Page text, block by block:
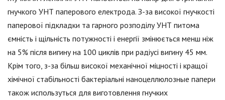
гнучкого УНТ паперового електрода. З-за високої гнучкості
паперової підкладки та гарного розподілу УНТ питома
ємність і щільність потужності і енергії змінюється менш ніж
на 5% після вигину на 100 циклів при радіусі вигину 45 мм.
Крім того, з-за більш високої механічної міцності і кращої
хімічної стабільності бактеріальні наноцеллюлозные папери
також используться для виготовлення гнучких